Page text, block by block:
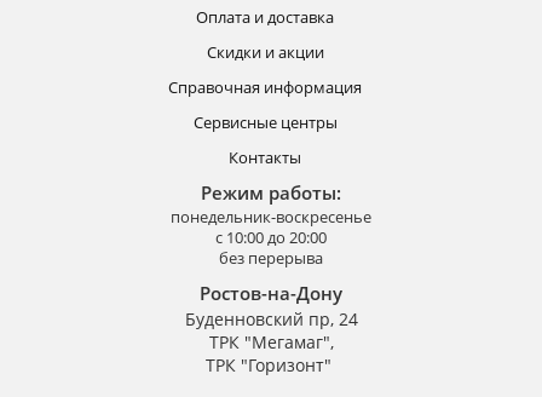
Оплата и доставка
Скидки и акции
Справочная информация
Сервисные центры
Контакты
Режим работы:
понедельник-воскресенье
с 10:00 до 20:00
без перерыва
Ростов-на-Дону
Буденновский пр, 24
ТРК "Мегамаг",
ТРК "Горизонт"